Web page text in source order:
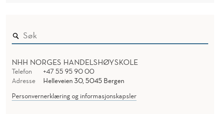
NHH NORGES HANDELSHØYSKOLE
Telefon
+47 55 95 90 00
Adresse
Helleveien 30, 5045 Bergen
Personvernerklæring og informasjonskapsler